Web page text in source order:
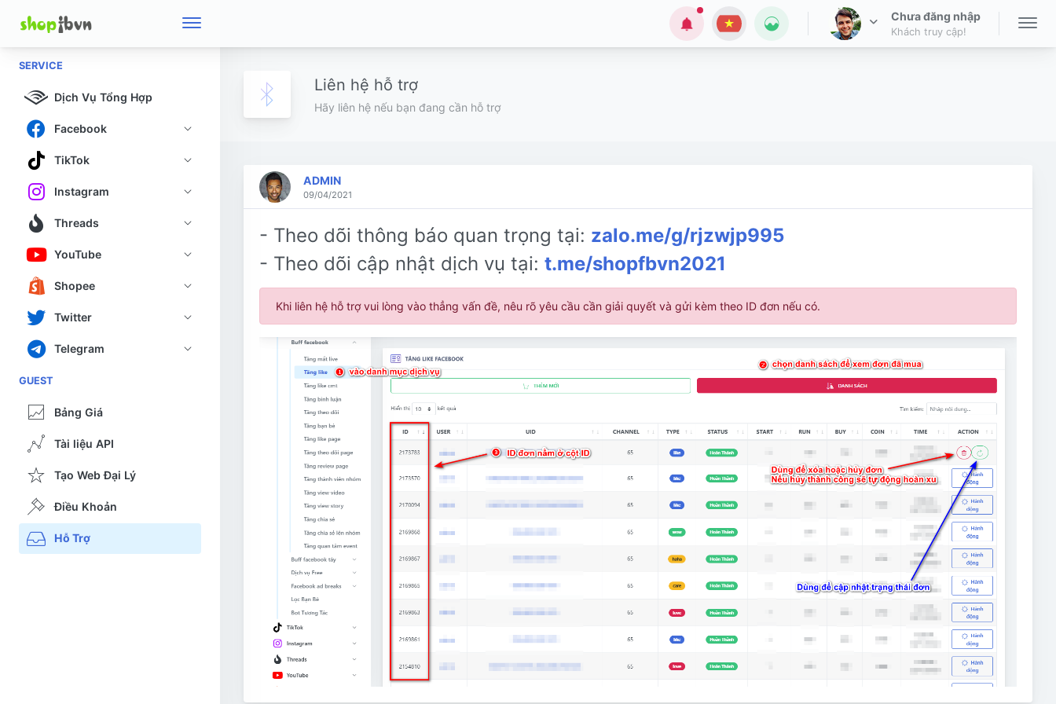
Chưa đăng nhập
Khách truy cập!
SERVICE
Dịch Vụ Tổng Hợp
Facebook
TikTok
Instagram
Threads
YouTube
Shopee
Twitter
Telegram
GUEST
Bảng Giá
Tài liệu API
Tạo Web Đại Lý
Điều Khoản
Hỗ Trợ
Liên hệ hỗ trợ
Hãy liên hệ nếu bạn đang cần hỗ trợ
ADMIN
09/04/2021
- Theo dõi thông báo quan trọng tại: zalo.me/g/rjzwjp995
- Theo dõi cập nhật dịch vụ tại: t.me/shopfbvn2021
Khi liên hệ hỗ trợ vui lòng vào thẳng vấn đề, nêu rõ yêu cầu cần giải quyết và gửi kèm theo ID đơn nếu có.